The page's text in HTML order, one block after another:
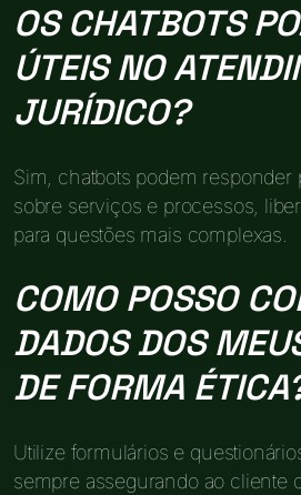
OS CHATBOTS
ÚTEIS NO
JURÍDICO?
Sim, chatbots podem responder
sobre serviços e processos,
para questões mais complexas.
COMO POSSO
DADOS DOS
DE FORMA
Utilize formulários e
sempre assegurando ao cliente